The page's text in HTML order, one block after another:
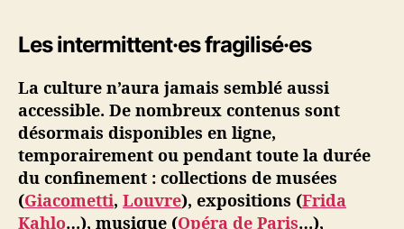
Les intermittent·es fragilisé·es
La culture n’aura jamais semblé aussi
accessible. De nombreux contenus sont
désormais disponibles en ligne,
temporairement ou pendant toute la durée
du confinement : collections de musées
(Giacometti, Louvre), expositions (Frida
Kahlo…), musique (Opéra de Paris…),